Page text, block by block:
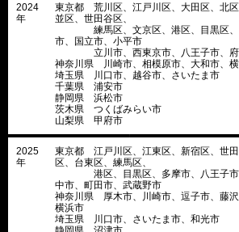
2024
年
東京都 荒川区、江戸川区、大田区、北
並区、世田谷区、
練馬区、文京区、港区、目黒区、
市、国立市、小平市
立川市、西東京市、八王子市、府
神奈川県 川崎市、相模原市、大和市、
埼玉県 川口市、越谷市、さいたま市
千葉県 浦安市
静岡県 浜松市
茨木県 つくばみらい市
山梨県 甲府市
2025
年
東京都 江戸川区、江東区、新宿区、世
区、台東区、練馬区、
港区、目黒区、多摩市、八王子市
中市、町田市、武蔵野市
神奈川県 厚木市、川崎市、逗子市、藤沢
横浜市
埼玉県 川口市、さいたま市、和光市